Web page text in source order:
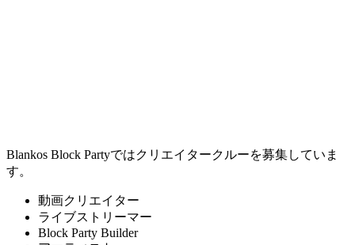
Blankos Block Partyではクリエイタークルーを募集していま
す。
動画クリエイター
ライブストリーマー
Block Party Builder